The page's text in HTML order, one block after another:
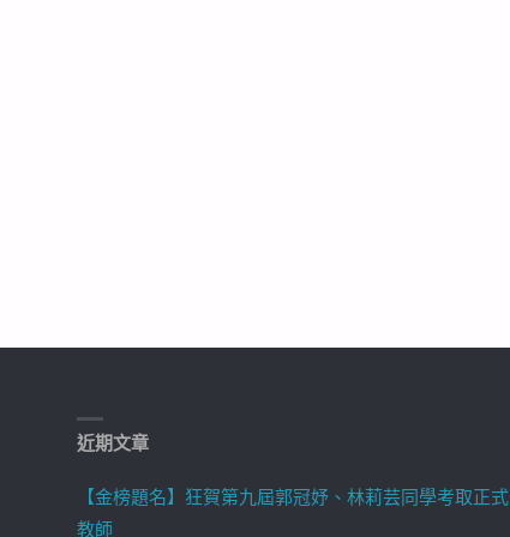
近期文章
【金榜題名】狂賀第九屆郭冠妤、林莉芸同學考取正式
教師